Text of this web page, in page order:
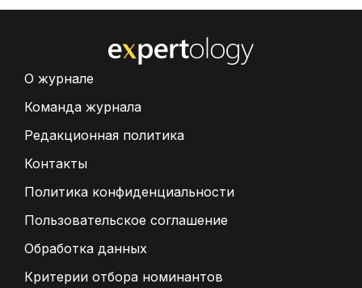
О журнале
Команда журнала
Редакционная политика
Контакты
Политика конфиденциальности
Пользовательское соглашение
Обработка данных
Критерии отбора номинантов